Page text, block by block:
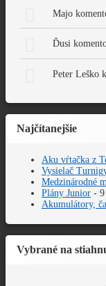
Majo
Ďusi
Peter Leško
Najčítanejšie
Aku vŕtačka z
Vysielač
Medzinárodné
Plány Junior - 9
Akumulátory,
Vybrané na